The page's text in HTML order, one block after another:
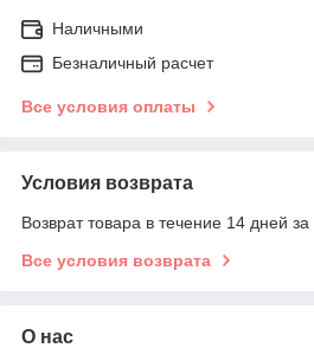
Наличными
Безналичный расчет
Все условия оплаты
Условия возврата
Возврат товара в течение 14 дней за
Все условия возврата
О нас